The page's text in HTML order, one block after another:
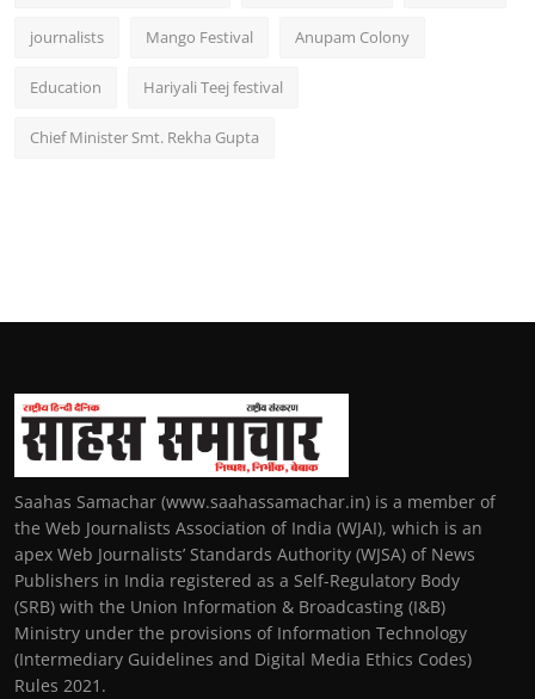
journalists Mango Festival Anupam Colony
Education Hariyali Teej festival
Chief Minister Smt. Rekha Gupta
Saahas Samachar (www.saahassamachar.in) is a member of
the Web Journalists Association of India (WJAI), which is an
apex Web Journalists’ Standards Authority (WJSA) of News
Publishers in India registered as a Self-Regulatory Body
(SRB) with the Union Information & Broadcasting (I&B)
Ministry under the provisions of Information Technology
(Intermediary Guidelines and Digital Media Ethics Codes)
Rules 2021.